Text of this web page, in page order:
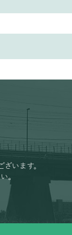
います。
。